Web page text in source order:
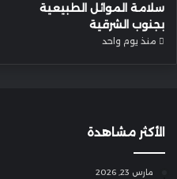
سلامة الموائل الطبيعية
بجنوب الشرقية
منذ يوم واحد
الأكثر مشاهدة
مارس 23, 2026